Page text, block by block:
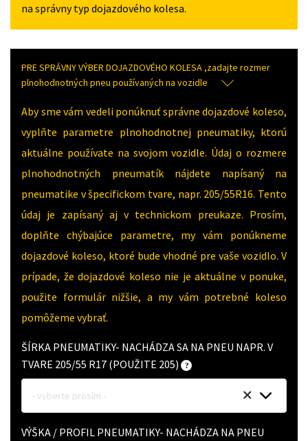
na správny typ dojazdového kolesa.
PRE SPRÁVNY VÝBER DOJAZDOVÉHO KOLESA ,zadajte rozmer
plnohodnotných pneu používaných na vozidle
Aby sme vám vedeli ponúknuť správne dojazdové koleso,
vyplňte parametre plnohodnotnej pneumatiky, ktorú
aktuálne používate na svojom vozidle. Údaj o rozmere
plnohodnotných pneumatík nájdete napísaný na
pneumatike v špecifickom tvare, napr. 205/55R16. Tento
údaj je zapísaný aj v technickom preukaze. Prosím,
doplňte chýbajúce parametre, my vám ponúkneme
dojazdové koleso, ktoré bude vhodné pre vaše vozidlo. V
prípade, že dojazdové koleso nie je aktuálne v ponuke,
použite formulár nižšie, a my vám potrebné koleso
pomôžeme vybrať.
ŠÍRKA PNEUMATIKY- NACHÁDZA SA NA PNEU NAPR. V
TVARE 205/55 R17 (POUŽITE 205)
- vyberte prosím -
VÝŠKA / PROFIL PNEUMATIKY- NACHÁDZA NA PNEU